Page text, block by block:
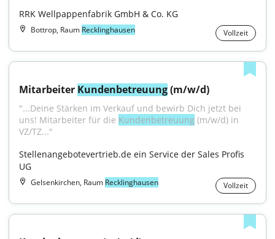
RRK Wellpappenfabrik GmbH & Co. KG
Bottrop, Raum Recklinghausen Vollzeit
Mitarbeiter Kundenbetreuung (m/w/d)
"...Deine Stärken im Verkauf und bewirb Dich jetzt bei
uns! Mitarbeiter für die Kundenbetreuung (m/w/d) in
VZ/TZ..."
Stellenangebotevertrieb.de ein Service der Sales Profis
UG
Gelsenkirchen, Raum Recklinghausen Vollzeit